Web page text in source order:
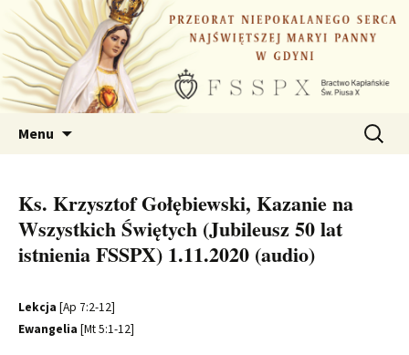
Przejdź
do
treści
Menu Szukaj:
Ks. Krzysztof Gołębiewski, Kazanie na
Wszystkich Świętych (Jubileusz 50 lat
istnienia FSSPX) 1.11.2020 (audio)
Lekcja [Ap 7:2-12]
Ewangelia [Mt 5:1-12]